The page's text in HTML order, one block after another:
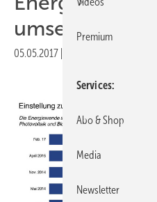
umsetzen
05.05.2017
Premium
Services
Abo & Shop
Media
Newsletter